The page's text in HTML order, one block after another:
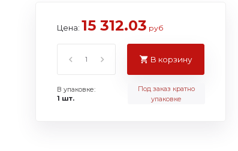
Цена: 15 312.03 руб
В корзину
В упаковке:
1 шт.
Под заказ кратно
упаковке